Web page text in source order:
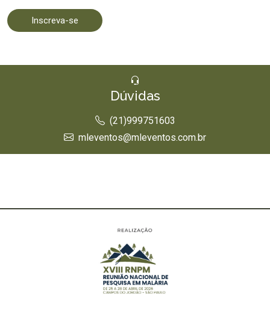
Inscreva-se
Dúvidas
(21)999751603
mleventos@mleventos.com.br